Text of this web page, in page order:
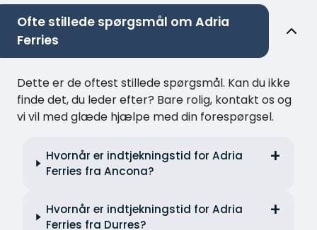
Ofte stillede spørgsmål om Adria
Ferries
Dette er de oftest stillede spørgsmål. Kan du ikke
finde det, du leder efter? Bare rolig, kontakt os og
vi vil med glæde hjælpe med din forespørgsel.
Hvornår er indtjekningstid for Adria
Ferries fra Ancona?
Hvornår er indtjekningstid for Adria
Ferries fra Durres?